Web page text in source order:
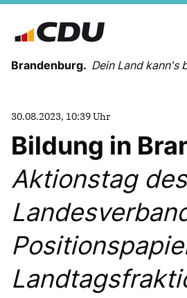
Brandenburg. Dein Land kann's
VEREINIGUNGEN UND
SATZUNG
30.08.2023, 10:39 Uhr
Bildung in
Aktionstag des